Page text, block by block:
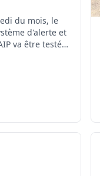
du mois, le
d'alerte et
va être testé